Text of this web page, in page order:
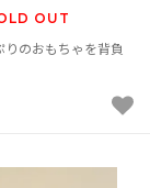
OUT
りのおもちゃを背負